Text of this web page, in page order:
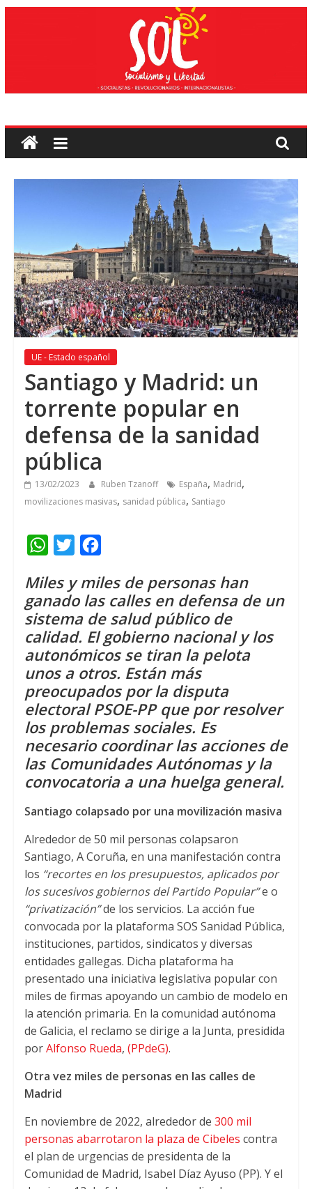
Socialismo
e
liberdade
UE - Estado español
Santiago y Madrid: un
torrente popular en
defensa de la sanidad
pública
13/02/2023 Ruben Tzanoff España, Madrid,
movilizaciones masivas, sanidad pública, Santiago
W
a
t
s
A
p
p
i
t
t
e
r
c
e
b
o
o
k
Miles y miles de personas han
ganado las calles en defensa de un
sistema de salud público de
calidad. El gobierno nacional y los
autonómicos se tiran la pelota
unos a otros. Están más
preocupados por la disputa
electoral PSOE-PP que por resolver
los problemas sociales. Es
necesario coordinar las acciones de
las Comunidades Autónomas y la
convocatoria a una huelga general.
Santiago colapsado por una movilización masiva
Alrededor de 50 mil personas colapsaron
Santiago, A Coruña, en una manifestación contra
los “recortes en los presupuestos, aplicados por
los sucesivos gobiernos del Partido Popular”e o
“privatización”de los servicios. La acción fue
convocada por la plataforma SOS Sanidad Pública,
instituciones, partidos, sindicatos y diversas
entidades gallegas. Dicha plataforma ha
presentado una iniciativa legislativa popular con
miles de firmas apoyando un cambio de modelo en
la atención primaria. En la comunidad autónoma
de Galicia, el reclamo se dirige a la Junta, presidida
porAlfonso Rueda, (PPdeG).
Otra vez miles de personas en las calles de
Madrid
En noviembre de 2022, alrededor de 300 mil
personas abarrotaron la plaza de Cibeles contra
el plan de urgencias de presidenta de la
Comunidad de Madrid, Isabel Díaz Ayuso (PP). Y el